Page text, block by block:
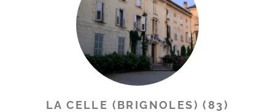
LA CELLE (BRIGNOLES) (83)